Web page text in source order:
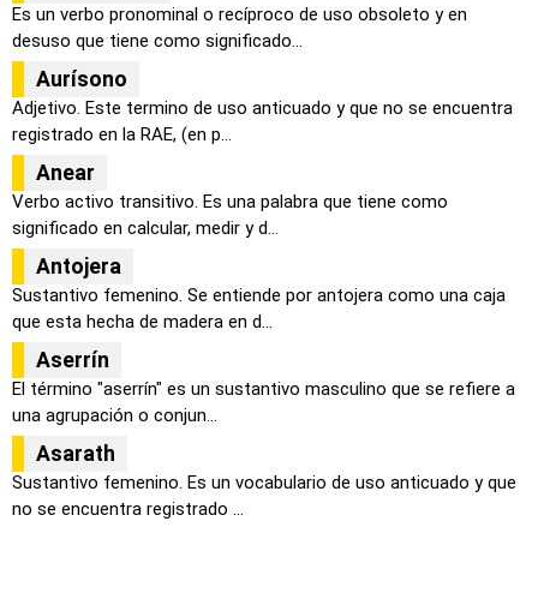
Es un verbo pronominal o recíproco de uso obsoleto y en
desuso que tiene como significado...
Aurísono
Adjetivo. Este termino de uso anticuado y que no se encuentra
registrado en la RAE, (en p...
Anear
Verbo activo transitivo. Es una palabra que tiene como
significado en calcular, medir y d...
Antojera
Sustantivo femenino. Se entiende por antojera como una caja
que esta hecha de madera en d...
Aserrín
El término "aserrín" es un sustantivo masculino que se refiere a
una agrupación o conjun...
Asarath
Sustantivo femenino. Es un vocabulario de uso anticuado y que
no se encuentra registrado ...